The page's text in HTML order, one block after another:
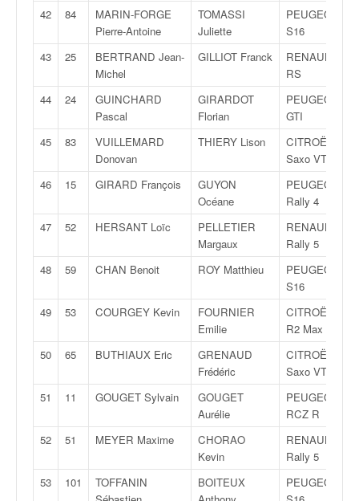
42
84
MARIN-FORGE
Pierre-Antoine
TOMASSI
Juliette
PEUGEOT 106
S16
43
25
BERTRAND Jean-
Michel
GILLIOT Franck
RENAULT Clio
RS
44
24
GUINCHARD
Pascal
GIRARDOT
Florian
PEUGEOT 205
GTI
45
83
VUILLEMARD
Donovan
THIERY Lison
CITROËN
Saxo VTS
46
15 GIRARD François
GUYON
Océane
PEUGEOT 208
Rally 4
47
52 HERSANT Loïc
PELLETIER
Margaux
RENAULT Clio
Rally 5
48
59 CHAN Benoit ROY Matthieu
PEUGEOT 106
S16
49
53 COURGEY Kevin
FOURNIER
Emilie
CITROËN C2
R2 Max
50
65 BUTHIAUX Eric
GRENAUD
Frédéric
CITROËN
Saxo VTS
51
11 GOUGET Sylvain
GOUGET
Aurélie
PEUGEOT
RCZ R
52
51 MEYER Maxime
CHORAO
Kevin
RENAULT Clio
Rally 5
53
101
TOFFANIN
BOITEUX
PEUGEOT 106